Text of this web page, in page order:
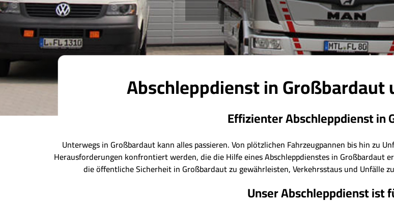
Abschleppdienst in Großbardaut
Effizienter Abschleppdienst in
Unterwegs in Großbardaut kann alles passieren. Von plötzlichen Fahrzeugpannen bis hin zu
Herausforderungen konfrontiert werden, die die Hilfe eines Abschleppdienstes in Großbardaut
die öffentliche Sicherheit in Großbardaut zu gewährleisten, Verkehrsstaus und Unfälle
Unser Abschleppdienst ist